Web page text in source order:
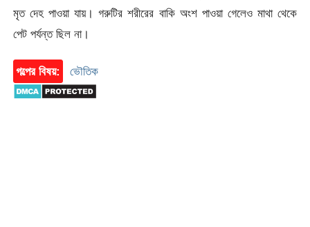
মৃত দেহ পাওয়া যায়। গরুটির শরীরের বাকি অংশ পাওয়া গেলেও মাথা থেকে
পেট পর্যন্ত ছিল না।
গল্পের বিষয়: ভৌতিক